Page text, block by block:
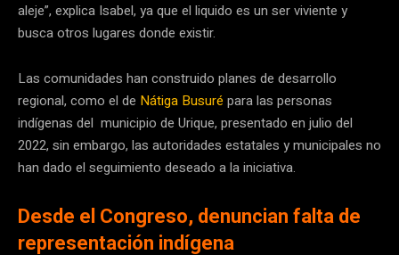
aleje”, explica Isabel, ya que el liquido es un ser viviente y
busca otros lugares donde existir.
Las comunidades han construido planes de desarrollo
regional, como el de Nátiga Busuré para las personas
indígenas del municipio de Urique, presentado en julio del
2022, sin embargo, las autoridades estatales y municipales no
han dado el seguimiento deseado a la iniciativa.
Desde el Congreso, denuncian falta de
representación indígena